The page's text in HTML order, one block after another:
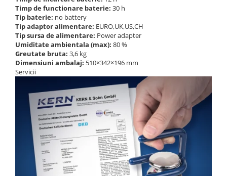
Timp de functionare baterie: 30 h
Tip baterie: no battery
Tip adaptor alimentare: EURO,UK,US,CH
Tip sursa de alimentare: Power adapter
Umiditate ambientala (max): 80 %
Greutate bruta: 3,6 kg
Dimensiuni ambalaj: 510×342×196 mm
Servicii